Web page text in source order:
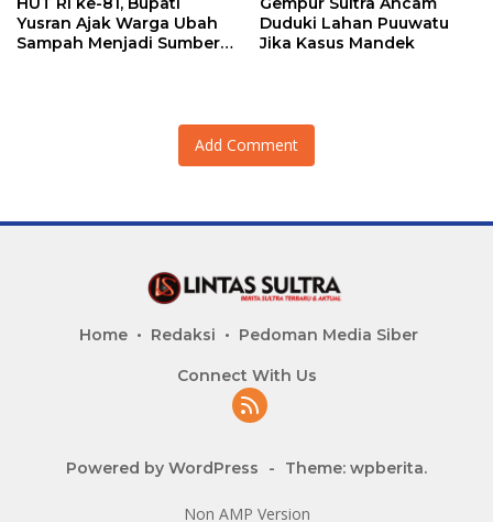
Yusran Ajak Warga Ubah
Sampah Menjadi Sumber
Duduki Lahan Puuwatu
Jika Kasus Mandek
Add Comment
Home Redaksi Pedoman Media Siber
Connect With Us
Powered by WordPress - Theme: wpberita.
Non AMP Version